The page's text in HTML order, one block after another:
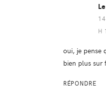
H
oui, je pense
bien plus sur
RÉPONDRE